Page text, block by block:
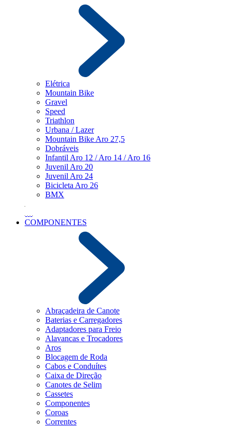
Elétrica
Mountain Bike
Gravel
Speed
Triathlon
Urbana / Lazer
Mountain Bike Aro 27,5
Dobráveis
Infantil Aro 12 / Aro 14 / Aro 16
Juvenil Aro 20
Juvenil Aro 24
Bicicleta Aro 26
BMX
COMPONENTES
Abraçadeira de Canote
Baterias e Carregadores
Adaptadores para Freio
Alavancas e Trocadores
Aros
Blocagem de Roda
Cabos e Conduítes
Caixa de Direção
Canotes de Selim
Cassetes
Componentes
Coroas
Correntes